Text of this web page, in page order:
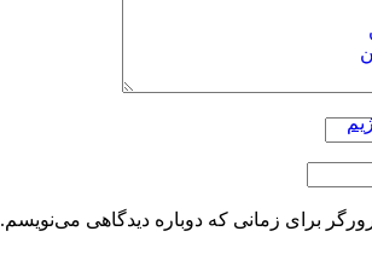
برای زمانی که دوباره دیدگاهی می‌نویسم.